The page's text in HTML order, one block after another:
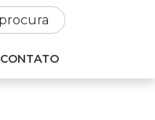
CONTATO